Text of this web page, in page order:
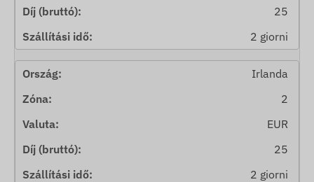
25
2 giorni
Irlanda
2
EUR
25
2 giorni